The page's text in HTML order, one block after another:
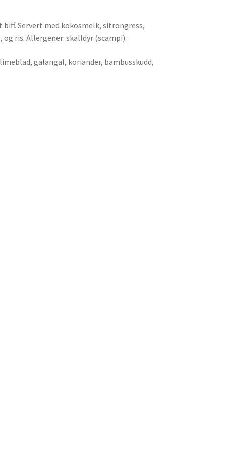
Servert med kokosmelk, sitrongress,
ris. Allergener: skalldyr (scampi).
galangal, koriander, bambusskudd,